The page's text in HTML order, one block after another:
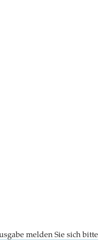
melden Sie sich bitte